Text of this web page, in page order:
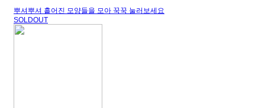
뿌셔뿌셔 흩어진 모양들을 모아 꾹꾹 눌러보세요
SOLDOUT